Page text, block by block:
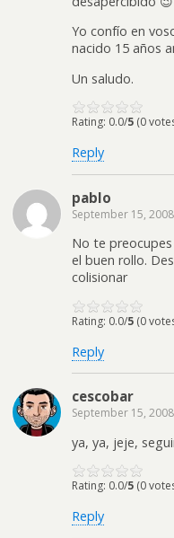
Yo confío en
nacido 15 años
Un saludo.
Rating: 0.0/5 (0
Reply
pablo
September 15, 2008
No te
el buen rollo.
colisionar
Rating: 0.0/5 (0
Reply
cescobar
September 15, 2008
ya, ya, jeje,
Rating: 0.0/5 (0
Reply